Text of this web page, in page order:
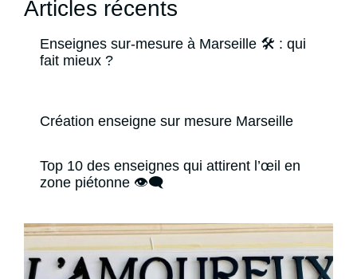
Articles récents
Enseignes sur-mesure à Marseille 🛠️ : qui
fait mieux ?
Création enseigne sur mesure Marseille
Top 10 des enseignes qui attirent l’œil en
zone piétonne 👁️‍🗨️